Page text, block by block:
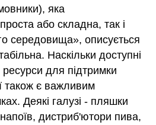
яка
або складна, так і
середовища», описується
Наскільки доступні
ресурси для підтримки
також є важливим
Деякі галузі - пляшки
дистриб'ютори пива,